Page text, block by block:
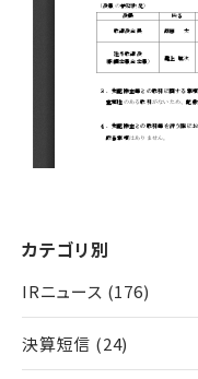
カテゴリ別
IRニュース (176)
決算短信 (24)